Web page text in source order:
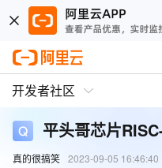
开发者社区
平头哥芯片
真的很搞笑 2023-09-05 16:46:40